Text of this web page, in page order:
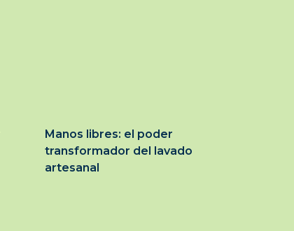
Manos libres: el poder
transformador del lavado
artesanal